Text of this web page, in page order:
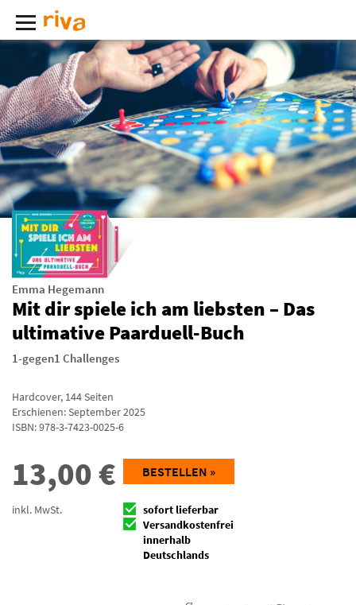
Emma Hegemann
Mit dir spiele ich am liebsten – Das
ultimative Paarduell-Buch
1-gegen1 Challenges
Hardcover, 144Seiten
Erschienen: September 2025
ISBN:978-3-7423-0025-6
13,00€
inkl. MwSt.
BESTELLEN »
sofort lieferbar
Versandkostenfrei
innerhalb
Deutschlands